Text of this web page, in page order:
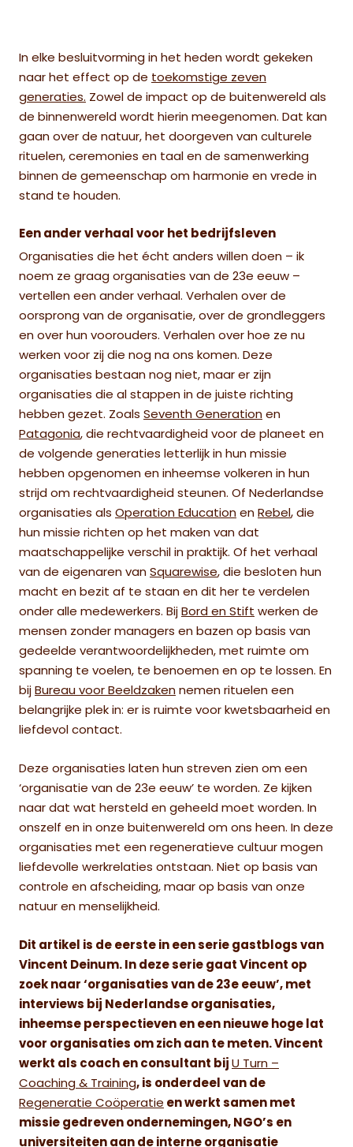
In elke besluitvorming in het heden wordt gekeken
naar het effect op de toekomstige zeven
generaties. Zowel de impact op de buitenwereld als
de binnenwereld wordt hierin meegenomen. Dat kan
gaan over de natuur, het doorgeven van culturele
rituelen, ceremonies en taal en de samenwerking
binnen de gemeenschap om harmonie en vrede in
stand te houden.
Een ander verhaal voor het bedrijfsleven
Organisaties die het écht anders willen doen – ik
noem ze graag organisaties van de 23e eeuw –
vertellen een ander verhaal. Verhalen over de
oorsprong van de organisatie, over de grondleggers
en over hun voorouders. Verhalen over hoe ze nu
werken voor zij die nog na ons komen. Deze
organisaties bestaan nog niet, maar er zijn
organisaties die al stappen in de juiste richting
hebben gezet. Zoals Seventh Generation en
Patagonia, die rechtvaardigheid voor de planeet en
de volgende generaties letterlijk in hun missie
hebben opgenomen en inheemse volkeren in hun
strijd om rechtvaardigheid steunen. Of Nederlandse
organisaties als Operation Education en Rebel, die
hun missie richten op het maken van dat
maatschappelijke verschil in praktijk. Of het verhaal
van de eigenaren van Squarewise, die besloten hun
macht en bezit af te staan en dit her te verdelen
onder alle medewerkers. Bij Bord en Stift werken de
mensen zonder managers en bazen op basis van
gedeelde verantwoordelijkheden, met ruimte om
spanning te voelen, te benoemen en op te lossen. En
bij Bureau voor Beeldzaken nemen rituelen een
belangrijke plek in: er is ruimte voor kwetsbaarheid en
liefdevol contact.
Deze organisaties laten hun streven zien om een
‘organisatie van de 23e eeuw’ te worden. Ze kijken
naar dat wat hersteld en geheeld moet worden. In
onszelf en in onze buitenwereld om ons heen. In deze
organisaties met een regeneratieve cultuur mogen
liefdevolle werkrelaties ontstaan. Niet op basis van
controle en afscheiding, maar op basis van onze
natuur en menselijkheid.
Dit artikel is de eerste in een serie gastblogs van
Vincent Deinum. In deze serie gaat Vincent op
zoek naar ‘organisaties van de 23e eeuw’, met
interviews bij Nederlandse organisaties,
inheemse perspectieven en een nieuwe hoge lat
voor organisaties om zich aan te meten. Vincent
werkt als coach en consultant bij U Turn –
Coaching & Training, is onderdeel van de
Regeneratie Coöperatie en werkt samen met
missie gedreven ondernemingen, NGO’s en
universiteiten aan de interne organisatie